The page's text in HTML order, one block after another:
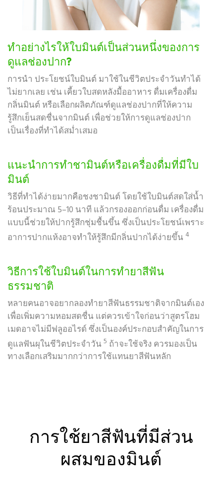
ทำอย่างไรให้ใบมินต์เป็นส่วนหนึ่งของการ
ดูแลช่องปาก?
การนำ ประโยชน์ใบมินต์ มาใช้ในชีวิตประจำวันทำได้
ไม่ยากเลย เช่น เคี้ยวใบสดหลังมื้ออาหาร ดื่มเครื่องดื่ม
กลิ่นมินต์ หรือเลือกผลิตภัณฑ์ดูแลช่องปากที่ให้ความ
รู้สึกเย็นสดชื่นจากมินต์ เพื่อช่วยให้การดูแลช่องปาก
เป็นเรื่องที่ทำได้สม่ำเสมอ
แนะนำการทำชามินต์หรือเครื่องดื่มที่มีใบ
มินต์
วิธีที่ทำได้ง่ายมากคือชงชามินต์ โดยใช้ใบมินต์สดใส่น้ำ
ร้อนประมาณ 5–10 นาที แล้วกรองออกก่อนดื่ม เครื่องดื่ม
แบบนี้ช่วยให้ปากรู้สึกชุ่มชื้นขึ้น ซึ่งเป็นประโยชน์เพราะ
อาการปากแห้งอาจทำให้รู้สึกมีกลิ่นปากได้ง่ายขึ้น 4
วิธีการใช้ใบมินต์ในการทำยาสีฟัน
ธรรมชาติ
หลายคนอาจอยากลองทำยาสีฟันธรรมชาติจากมินต์เอง
เพื่อเพิ่มความหอมสดชื่น แต่ควรเข้าใจก่อนว่าสูตรโฮม
เมดอาจไม่มีฟลูออไรด์ ซึ่งเป็นองค์ประกอบสำคัญในการ
ดูแลฟันผุในชีวิตประจำวัน 5 ถ้าจะใช้จริง ควรมองเป็น
ทางเลือกเสริมมากกว่าการใช้แทนยาสีฟันหลัก
การใช้ยาสีฟันที่มีส่วน
ผสมของมินต์